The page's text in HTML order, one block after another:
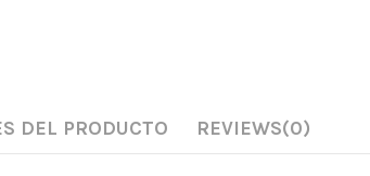
DEL PRODUCTO REVIEWS(0)